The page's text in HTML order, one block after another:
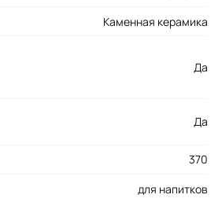
Каменная керамика
Да
Да
370
для напитков